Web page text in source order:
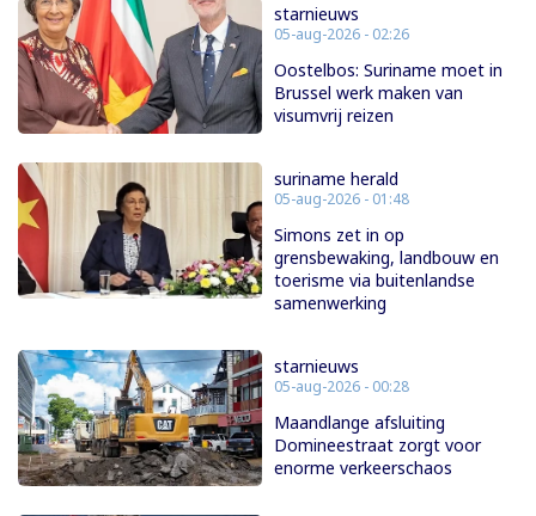
starnieuws
05-aug-2026 - 02:26
Oostelbos: Suriname moet in
Brussel werk maken van
visumvrij reizen
suriname herald
05-aug-2026 - 01:48
Simons zet in op
grensbewaking, landbouw en
toerisme via buitenlandse
samenwerking
starnieuws
05-aug-2026 - 00:28
Maandlange afsluiting
Domineestraat zorgt voor
enorme verkeerschaos